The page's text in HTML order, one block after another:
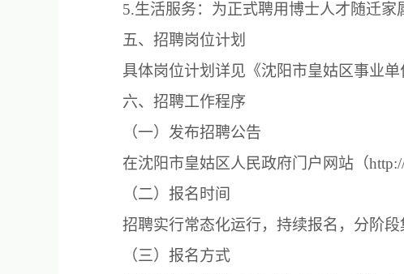
5.生活服务：为正式聘用博士人才随迁家
五、招聘岗位计划
具体岗位计划详见《沈阳市皇姑区事业
六、招聘工作程序
（一）发布招聘公告
在沈阳市皇姑区人民政府门户网站（
（二）报名时间
招聘实行常态化运行，持续报名，分阶段
（三）报名方式